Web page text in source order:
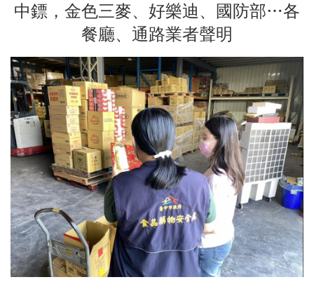
中鏢，金色三麥、好樂迪、國防部…各
餐廳、通路業者聲明